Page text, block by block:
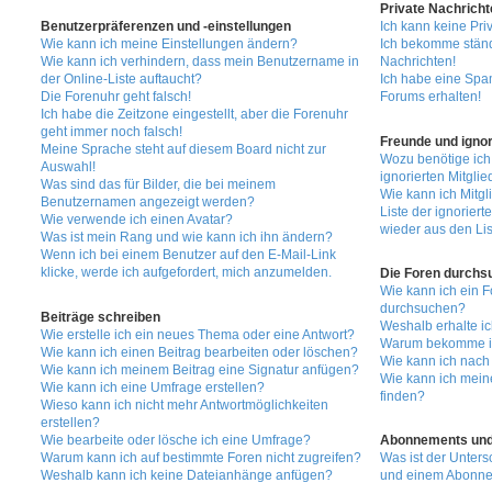
Benutzerpräferenzen und -einstellungen
Wie kann ich meine Einstellungen ändern?
Wie kann ich verhindern, dass mein Benutzername in
der Online-Liste auftaucht?
Die Forenuhr geht falsch!
Ich habe die Zeitzone eingestellt, aber die Forenuhr
geht immer noch falsch!
Meine Sprache steht auf diesem Board nicht zur
Auswahl!
Was sind das für Bilder, die bei meinem
Benutzernamen angezeigt werden?
Wie verwende ich einen Avatar?
Was ist mein Rang und wie kann ich ihn ändern?
Wenn ich bei einem Benutzer auf den E-Mail-Link
klicke, werde ich aufgefordert, mich anzumelden.
Beiträge schreiben
Wie erstelle ich ein neues Thema oder eine Antwort?
Wie kann ich einen Beitrag bearbeiten oder löschen?
Wie kann ich meinem Beitrag eine Signatur anfügen?
Wie kann ich eine Umfrage erstellen?
Wieso kann ich nicht mehr Antwortmöglichkeiten
erstellen?
Wie bearbeite oder lösche ich eine Umfrage?
Warum kann ich auf bestimmte Foren nicht zugreifen?
Weshalb kann ich keine Dateianhänge anfügen?
Private
Ich kann keine
Ich bekomme
Nachrichten!
Ich habe eine
Forums erhalten!
Freunde und
Wozu benötige
ignorierten
Wie kann ich
Liste der
wieder aus den
Die Foren
Wie kann ich ein
durchsuchen?
Weshalb erhalte
Warum bekomme
Wie kann ich
Wie kann ich
finden?
Abonnements
Was ist der
und einem